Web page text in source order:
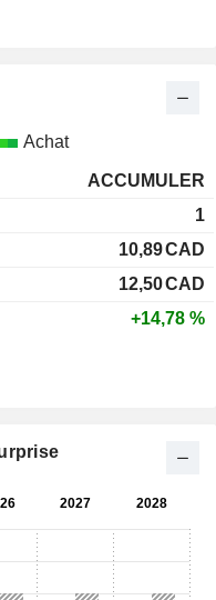
Achat
ACCUMULER
1
10,89CAD
12,50CAD
+14,78 %